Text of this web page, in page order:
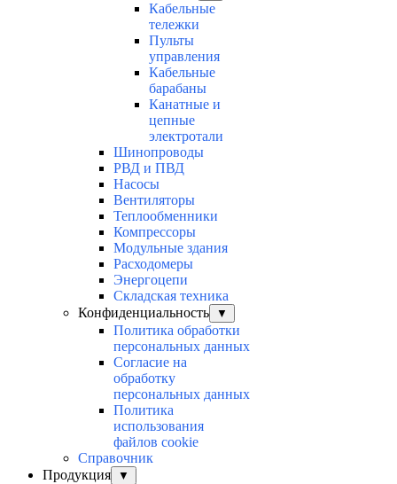
Кабельные
тележки
Пульты
управления
Кабельные
барабаны
Канатные и
цепные
электротали
Шинопроводы
РВД и ПВД
Насосы
Вентиляторы
Теплообменники
Компрессоры
Модульные здания
Расходомеры
Энергоцепи
Складская техника
Конфиденциальность
▼
Политика обработки
персональных данных
Согласие на
обработку
персональных данных
Политика
использования
файлов cookie
Справочник
Продукция
▼